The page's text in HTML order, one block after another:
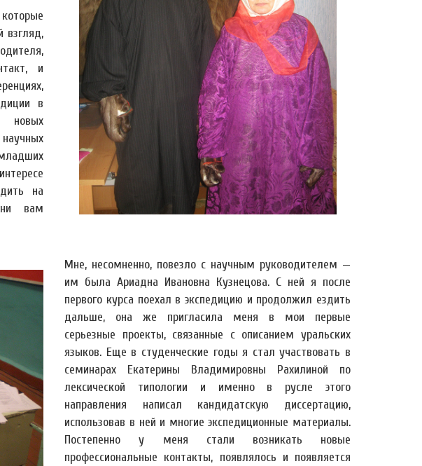
взгляд,
и
в
новых
на
вам
Мне, несомненно, повезло с научным руководителем —
им была Ариадна Ивановна Кузнецова. С ней я после
первого курса поехал в экспедицию и продолжил ездить
дальше, она же пригласила меня в мои первые
серьезные проекты, связанные с описанием уральских
языков. Еще в студенческие годы я стал участвовать в
семинарах Екатерины Владимировны Рахилиной по
лексической типологии и именно в русле этого
направления написал кандидатскую диссертацию,
использовав в ней и многие экспедиционные материалы.
Постепенно у меня стали возникать новые
профессиональные контакты, появлялось и появляется